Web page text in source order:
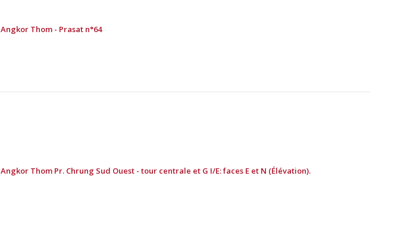
Angkor Thom - Prasat n°64
Angkor Thom Pr. Chrung Sud Ouest - tour centrale et G I/E: faces E et N (Élévation).